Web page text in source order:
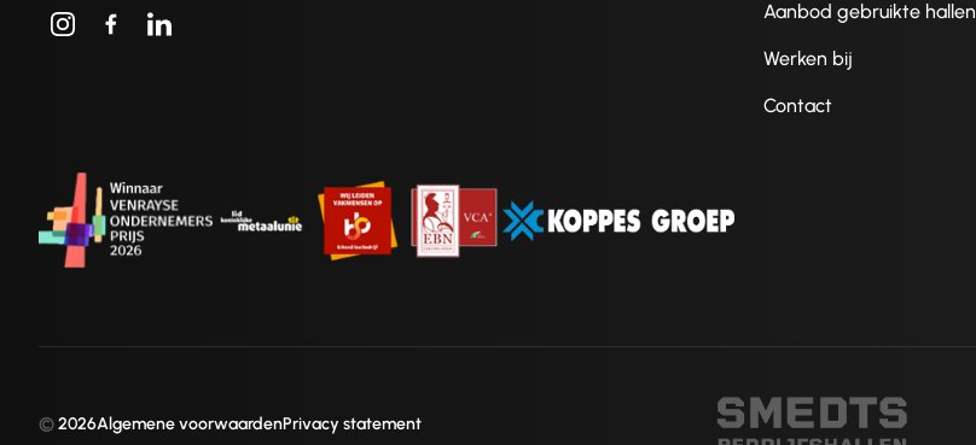
Aanbod gebruikte hallen
Werken bij
Contact
©2026Algemene voorwaardenPrivacy statement